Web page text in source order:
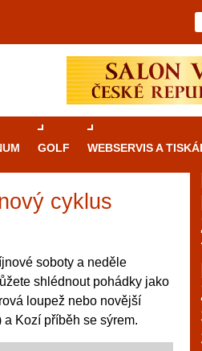
GOLF WEBSERVIS A
cyklus
soboty a neděle
shlédnout pohádky jako
loupež nebo novější
Kozí příběh se sýrem.
hrami v Brně: Od
pro zajímavé památky, skvělé
univerzity. Mimo jiné je ale také
legálně a bezpečně vyzkoušet
V neustále kvetoucí moravské
širokou nabídku her od klasické